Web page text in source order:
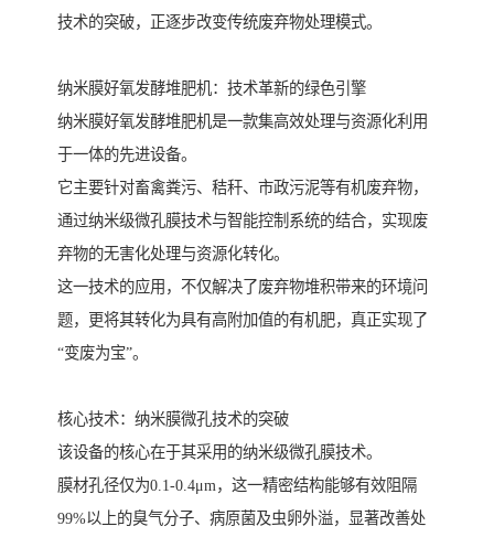
技术的突破，正逐步改变传统废弃物处理模式。
纳米膜好氧发酵堆肥机：技术革新的绿色引擎
纳米膜好氧发酵堆肥机是一款集高效处理与资源化利用
于一体的先进设备。
它主要针对畜禽粪污、秸秆、市政污泥等有机废弃物，
通过纳米级微孔膜技术与智能控制系统的结合，实现废
弃物的无害化处理与资源化转化。
这一技术的应用，不仅解决了废弃物堆积带来的环境问
题，更将其转化为具有高附加值的有机肥，真正实现了
“变废为宝”。
核心技术：纳米膜微孔技术的突破
该设备的核心在于其采用的纳米级微孔膜技术。
膜材孔径仅为0.1-0.4μm，这一精密结构能够有效阻隔
99%以上的臭气分子、病原菌及虫卵外溢，显著改善处